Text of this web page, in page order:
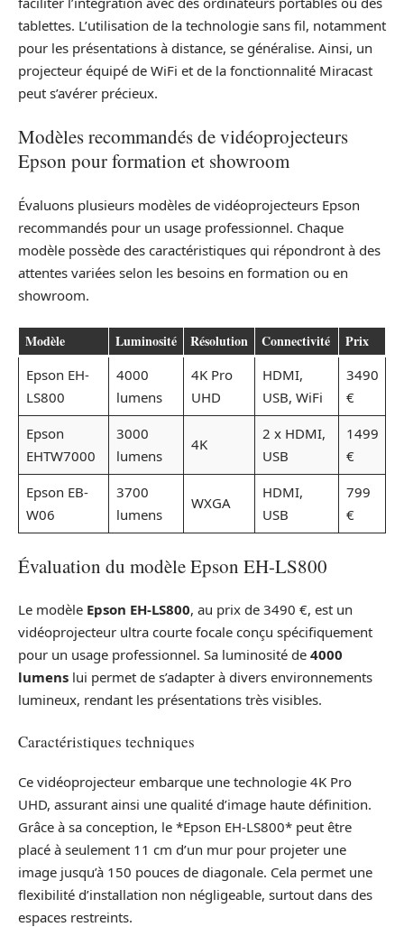
tablettes. L’utilisation de la technologie sans fil, notamment
pour les présentations à distance, se généralise. Ainsi, un
projecteur équipé de WiFi et de la fonctionnalité Miracast
peut s’avérer précieux.
Modèles recommandés de vidéoprojecteurs
Epson pour formation et showroom
Évaluons plusieurs modèles de vidéoprojecteurs Epson
recommandés pour un usage professionnel. Chaque
modèle possède des caractéristiques qui répondront à des
attentes variées selon les besoins en formation ou en
showroom.
Modèle Luminosité Résolution Connectivité Prix
Epson EH-
LS800
4000
lumens
4K Pro
UHD
HDMI,
USB, WiFi
3490
€
Epson
EHTW7000
3000
lumens
4K
2 x HDMI,
USB
1499
€
Epson EB-
W06
3700
lumens
WXGA
HDMI,
USB
799
€
Évaluation du modèle Epson EH-LS800
Le modèle Epson EH-LS800, au prix de 3490 €, est un
vidéoprojecteur ultra courte focale conçu spécifiquement
pour un usage professionnel. Sa luminosité de 4000
lumens lui permet de s’adapter à divers environnements
lumineux, rendant les présentations très visibles.
Caractéristiques techniques
Ce vidéoprojecteur embarque une technologie 4K Pro
UHD, assurant ainsi une qualité d’image haute définition.
Grâce à sa conception, le *Epson EH-LS800* peut être
placé à seulement 11 cm d’un mur pour projeter une
image jusqu’à 150 pouces de diagonale. Cela permet une
flexibilité d’installation non négligeable, surtout dans des
espaces restreints.